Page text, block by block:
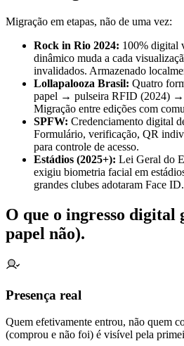
Migração em etapas, não de uma vez:
Rock in Rio 2024: 100% digital
dinâmico muda a cada
invalidados. Armazenado
Lollapalooza Brasil: Quatro
papel → pulseira RFID (2024)
Migração entre edições com
SPFW: Credenciamento digital
Formulário, verificação, QR
para controle de acesso.
Estádios (2025+): Lei Geral do
exigiu biometria facial em
grandes clubes adotaram Face ID.
O que o ingresso digital
papel não).
Presença real
Quem efetivamente entrou, não quem
(comprou e não foi) é visível pela